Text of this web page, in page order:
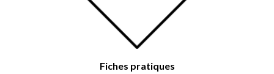
Fiches pratiques